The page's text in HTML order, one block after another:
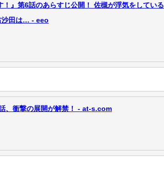
』第6話のあらすじ公開！ 佐槻が浮気をしている
沙田は… - eeo
、衝撃の展開が解禁！ - at-s.com